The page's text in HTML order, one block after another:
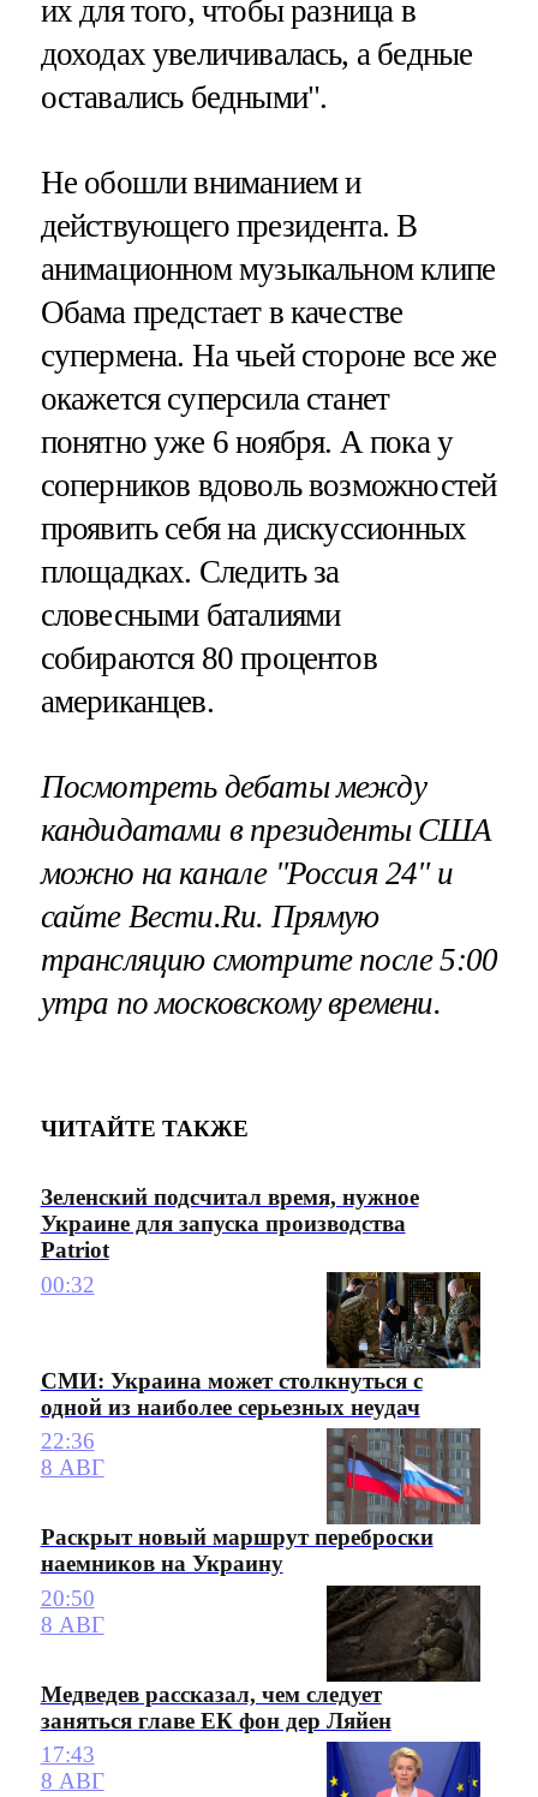
их для того, чтобы разница в
доходах увеличивалась, а бедные
оставались бедными".
Не обошли вниманием и
действующего президента. В
анимационном музыкальном клипе
Обама предстает в качестве
супермена. На чьей стороне все же
окажется суперсила станет
понятно уже 6 ноября. А пока у
соперников вдоволь возможностей
проявить себя на дискуссионных
площадках. Следить за
словесными баталиями
собираются 80 процентов
американцев.
Посмотреть дебаты между
кандидатами в президенты США
можно на канале "Россия 24" и
сайте Вести.Ru. Прямую
трансляцию смотрите после 5:00
утра по московскому времени.
ЧИТАЙТЕ ТАКЖЕ
Зеленский подсчитал время, нужное
Украине для запуска производства
Patriot
00:32
СМИ: Украина может столкнуться с
одной из наиболее серьезных неудач
22:36
8 АВГ
Раскрыт новый маршрут переброски
наемников на Украину
20:50
8 АВГ
Медведев рассказал, чем следует
заняться главе ЕК фон дер Ляйен
17:43
8 АВГ